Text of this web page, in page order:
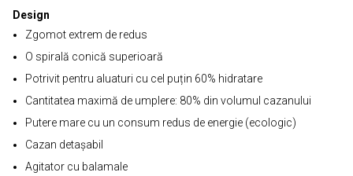
Design
Zgomot extrem de redus
O spirală conică superioară
Potrivit pentru aluaturi cu cel puțin 60% hidratare
Cantitatea maximă de umplere: 80% din volumul cazanului
Putere mare cu un consum redus de energie (ecologic)
Cazan detașabil
Agitator cu balamale